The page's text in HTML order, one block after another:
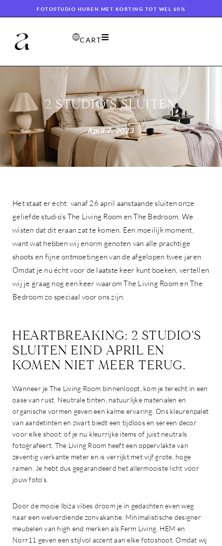
FOTOSTUDIO HUREN MET KORTING TOT WEL 60%
CART
2 STUDIO’S SLUITEN
April 7, 2023
Het staat er echt: vanaf 26 april aanstaande sluiten onze
geliefde studio’s The Living Room en The Bedroom. We
wisten dat dit eraan zat te komen. Een moeilijk moment,
want wat hebben wij enorm genoten van alle prachtige
shoots en fijne ontmoetingen van de afgelopen twee jaren.
Omdat je nu écht voor de laatste keer kunt boeken, vertellen
wij je graag nog een keer waarom The Living Room en The
Bedroom zo speciaal voor ons zijn.
HEARTBREAKING: 2 STUDIO'S
SLUITEN EIND APRIL EN
KOMEN NIET MEER TERUG.
Wanneer je The Living Room binnenloopt, kom je terecht in een
oase van rust. Neutrale tinten, natuurlijke materialen en
organische vormen geven een kalme ervaring. Ons kleurenpalet
van aardetinten en zwart biedt een tijdloos en sereen decor
voor elke shoot: of je nu kleurrijke items of juist neutrals
fotografeert. The Living Room heeft een oppervlakte van
zeventig vierkante meter en is verrijkt met vijf grote, hoge
ramen. Je hebt dus gegarandeerd het allermooiste licht voor
jouw foto’s.
Door de mooie Ibiza vibes droom je in gedachten even weg
naar een welverdiende zonvakantie. Minimalistische designer
meubelen van high end merken als Ferm Living, HEM en
Norr11 geven een stijlvol accent aan elke fotoshoot. Omdat wij